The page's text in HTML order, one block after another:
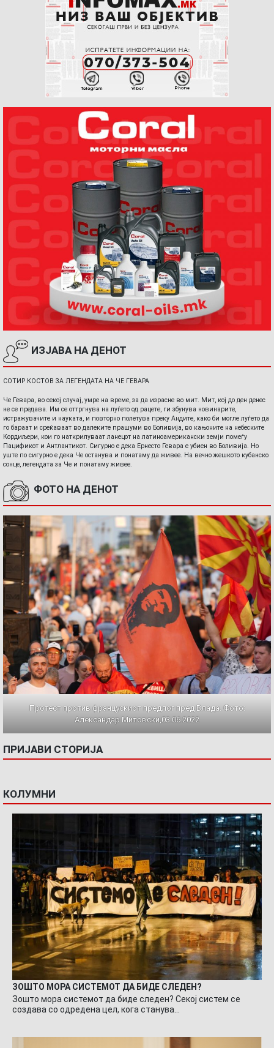
ИЗЈАВА НА ДЕНОТ
СОТИР КОСТОВ ЗА ЛЕГЕНДАТА НА ЧЕ ГЕВАРА
Че Гевара, во секој случај, умре на време, за да израсне во мит. Мит, кој до ден денес
не се предава. Им се оттргнува на луѓето од рацете, ги збунува новинарите,
истражувачите и науката, и повторно полетува преку Андите, како би могле луѓето да
го бараат и среќаваат во далеките прашуми во Боливија, во кањоните на небеските
Кордиљери, кои го наткрилуваат ланецот на латиноамерикански земји помеѓу
Пацификот и Антлантикот. Сигурно е дека Ернесто Гевара е убиен во Боливија. Но
уште по сигурно е дека Че останува и понатаму да живее. На вечно жешкото кубанско
сонце, легендата за Че и понатаму живее.
ФОТО НА ДЕНОТ
Протест против францускиот предлог пред Влада. Фото:
Александар Митовски,03.06.2022
ПРИЈАВИ СТОРИЈА
КОЛУМНИ
ЗОШТО МОРА СИСТЕМОТ ДА БИДЕ СЛЕДЕН?
Зошто мора системот да биде следен? Секој систем се
создава со одредена цел, кога станува…